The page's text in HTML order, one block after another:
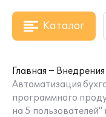
Каталог
Главная
Внедрения
Автоматизация
программного
на 5